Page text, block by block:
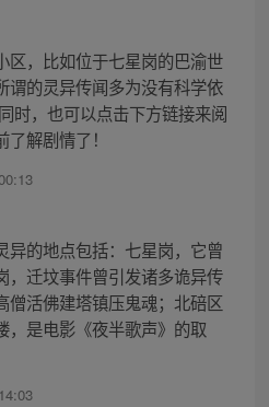
区，比如位于七星岗的巴渝世
谓的灵异传闻多为没有科学依
时，也可以点击下方链接来阅
解剧情了！
异的地点包括：七星岗，它曾
，迁坟事件曾引发诸多诡异传
僧活佛建塔镇压鬼魂；北碚区
，是电影《夜半歌声》的取